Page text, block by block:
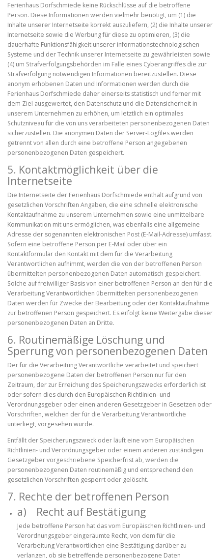
Ferienhaus Dorfschmiede keine Rückschlüsse auf die betroffene
Person. Diese Informationen werden vielmehr benötigt, um (1) die
Inhalte unserer Internetseite korrekt auszuliefern, (2) die Inhalte unserer
Internetseite sowie die Werbung für diese zu optimieren, (3) die
dauerhafte Funktionsfähigkeit unserer informationstechnologischen
Systeme und der Technik unserer Internetseite zu gewährleisten sowie
(4) um Strafverfolgungsbehörden im Falle eines Cyberangriffes die zur
Strafverfolgung notwendigen Informationen bereitzustellen. Diese
anonym erhobenen Daten und Informationen werden durch die
Ferienhaus Dorfschmiede daher einerseits statistisch und ferner mit
dem Ziel ausgewertet, den Datenschutz und die Datensicherheit in
unserem Unternehmen zu erhöhen, um letztlich ein optimales
Schutzniveau für die von uns verarbeiteten personenbezogenen Daten
sicherzustellen. Die anonymen Daten der Server-Logfiles werden
getrennt von allen durch eine betroffene Person angegebenen
personenbezogenen Daten gespeichert.
5. Kontaktmöglichkeit über die
Internetseite
Die Internetseite der Ferienhaus Dorfschmiede enthält aufgrund von
gesetzlichen Vorschriften Angaben, die eine schnelle elektronische
Kontaktaufnahme zu unserem Unternehmen sowie eine unmittelbare
Kommunikation mit uns ermöglichen, was ebenfalls eine allgemeine
Adresse der sogenannten elektronischen Post (E-Mail-Adresse) umfasst.
Sofern eine betroffene Person per E-Mail oder über ein
Kontaktformular den Kontakt mit dem für die Verarbeitung
Verantwortlichen aufnimmt, werden die von der betroffenen Person
übermittelten personenbezogenen Daten automatisch gespeichert.
Solche auf freiwilliger Basis von einer betroffenen Person an den für die
Verarbeitung Verantwortlichen übermittelten personenbezogenen
Daten werden für Zwecke der Bearbeitung oder der Kontaktaufnahme
zur betroffenen Person gespeichert. Es erfolgt keine Weitergabe dieser
personenbezogenen Daten an Dritte.
6. Routinemäßige Löschung und
Sperrung von personenbezogenen Daten
Der für die Verarbeitung Verantwortliche verarbeitet und speichert
personenbezogene Daten der betroffenen Person nur für den
Zeitraum, der zur Erreichung des Speicherungszwecks erforderlich ist
oder sofern dies durch den Europäischen Richtlinien- und
Verordnungsgeber oder einen anderen Gesetzgeber in Gesetzen oder
Vorschriften, welchen der für die Verarbeitung Verantwortliche
unterliegt, vorgesehen wurde.
Entfällt der Speicherungszweck oder läuft eine vom Europäischen
Richtlinien- und Verordnungsgeber oder einem anderen zuständigen
Gesetzgeber vorgeschriebene Speicherfrist ab, werden die
personenbezogenen Daten routinemäßig und entsprechend den
gesetzlichen Vorschriften gesperrt oder gelöscht.
7. Rechte der betroffenen Person
a) Recht auf Bestätigung
Jede betroffene Person hat das vom Europäischen Richtlinien- und
Verordnungsgeber eingeräumte Recht, von dem für die
Verarbeitung Verantwortlichen eine Bestätigung darüber zu
verlangen, ob sie betreffende personenbezogene Daten